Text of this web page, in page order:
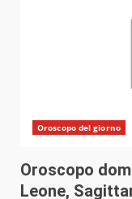
Oroscopo del giorno
Oroscopo
Leone,